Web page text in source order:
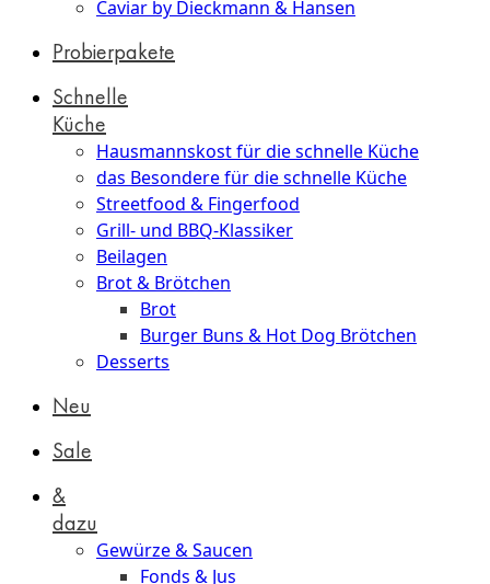
Caviar by Dieckmann & Hansen
Probierpakete
Schnelle
Küche
Hausmannskost für die schnelle Küche
das Besondere für die schnelle Küche
Streetfood & Fingerfood
Grill- und BBQ-Klassiker
Beilagen
Brot & Brötchen
Brot
Burger Buns & Hot Dog Brötchen
Desserts
Neu
Sale
&
dazu
Gewürze & Saucen
Fonds & Jus